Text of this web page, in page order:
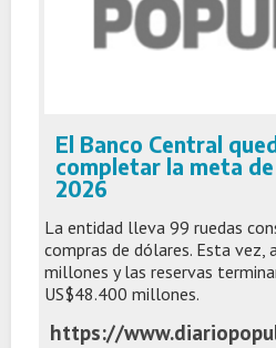
El Banco Central
completar la meta
2026
La entidad lleva 99 ruedas
compras de dólares. Esta vez,
millones y las reservas
US$48.400 millones.